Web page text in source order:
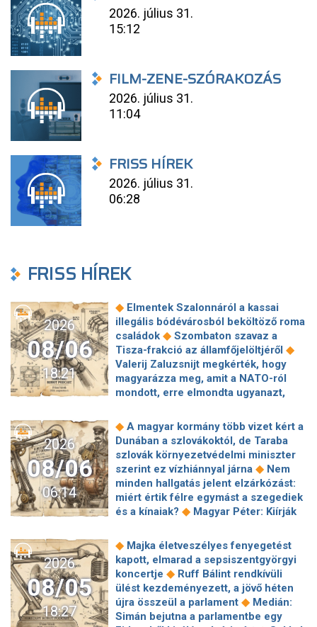
2026. július 31.
15:12
FILM-ZENE-SZÓRAKOZÁS
2026. július 31.
11:04
FRISS HÍREK
2026. július 31.
06:28
FRISS HÍREK
2026
08/06
18:21
◆ Elmentek Szalonnáról a kassai
illegális bódévárosból beköltöző roma
családok ◆ Szombaton szavaz a
Tisza-frakció az államfőjelöltjéről ◆
Valerij Zaluzsnijt megkérték, hogy
magyarázza meg, amit a NATO-ról
mondott, erre elmondta ugyanazt,
kötött szerződéseket a HM cége a
Lounge Eventtel, a miniszter
feljelentést tett
◆Orbán Anita
megkérte a szlovák kormányt, hogy
segítse a magyar vízellátást ◆ Forró
augusztus: gátja lehet az uniós
források hazahozatalának az
Alkotmánybíróság?◆ Török Gábor: Ez
Meglepetés az albérletpiacon, nincs
roham ◆Hirtelen titkolózni kezdett a
Tisza a kegyelmi ügyekről◆
Egyszerre két köztársasági elnöke is
lehet Magyarországnak jövő hétre◆
Előnyben a Fradi a Górnik Zabrze
2026
08/06
06:14
◆ A magyar kormány több vizet kért a
Dunában a szlovákoktól, de Taraba
szlovák környezetvédelmi miniszter
szerint ez vízhiánnyal járna ◆ Nem
minden hallgatás jelent elzárkózást:
miért értik félre egymást a szegediek
és a kínaiak? ◆ Magyar Péter: Kiírják
projektekben magyar állami
tulajdonrészt fognak előírni ◆Orbán
Gáspár hatszor repült honvédségi
gépen Csádba és Nigerbe◆Ismert
magyar utazási iroda ment csődbe,
bolgár biztosítóval hadakozhatnak az
2026
08/05
18:27
◆ Majka életveszélyes fenyegetést
kapott, elmarad a sepsiszentgyörgyi
koncertje ◆ Ruff Bálint rendkívüli
ülést kezdeményezett, a jövő héten
újra összeül a parlament ◆ Medián:
Simán bejutna a parlamentbe egy